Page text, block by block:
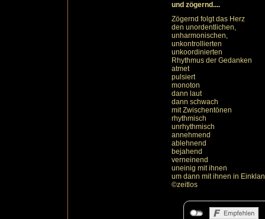
und zögernd....
Zögernd folgt das Herz
den unordentlichen,
unharmonischen,
unkontrollierten
unkoordinierten
Rhythmus der Gedanken
atmet
pulsiert
monoton
dann laut
dann schwach
mit Zwischentönen
rhythmisch
unrhythmisch
annehmend
ablehnend
bejahend
verneinend
uneinig mit ihnen
um dann mit ihnen in
©zeitlos